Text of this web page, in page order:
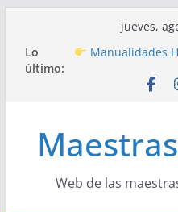
contenido
jueves,
Lo
último:
Hermosos
Manualidades
Semana de la
Proyecto
Proyecto de
Web de las